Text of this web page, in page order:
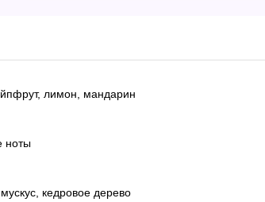
лимон, мандарин
ноты
кедровое дерево